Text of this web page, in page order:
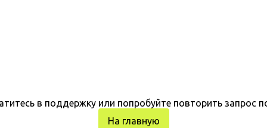
в поддержку или попробуйте повторить запрос
На главную